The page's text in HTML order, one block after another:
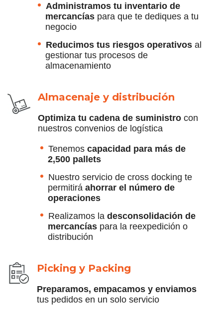
Administramos tu inventario de
mercancías para que te dediques a tu
negocio
Reducimos tus riesgos operativos al
gestionar tus procesos de
almacenamiento
Almacenaje y distribución
Optimiza tu cadena de suministro con
nuestros convenios de logística
Tenemos capacidad para más de
2,500 pallets
Nuestro servicio de cross docking te
permitirá ahorrar el número de
operaciones
Realizamos la desconsolidación de
mercancías para la reexpedición o
distribución
Picking y Packing
Preparamos, empacamos y enviamos
tus pedidos en un solo servicio